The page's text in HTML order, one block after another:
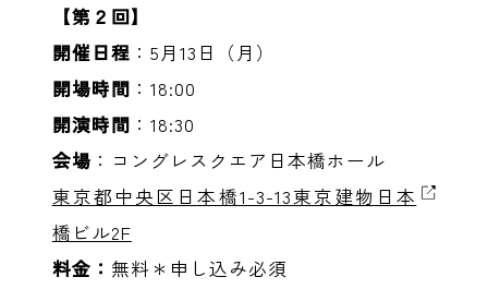
【第２回】
開催日程 ：5月13日（月）
開場時間 ：18:00
開演時間 ：18:30
会場 ：コングレスクエア日本橋ホール
東京都中央区日本橋1-3-13東京建物日本
橋ビル2F
料金： 無料＊申し込み必須